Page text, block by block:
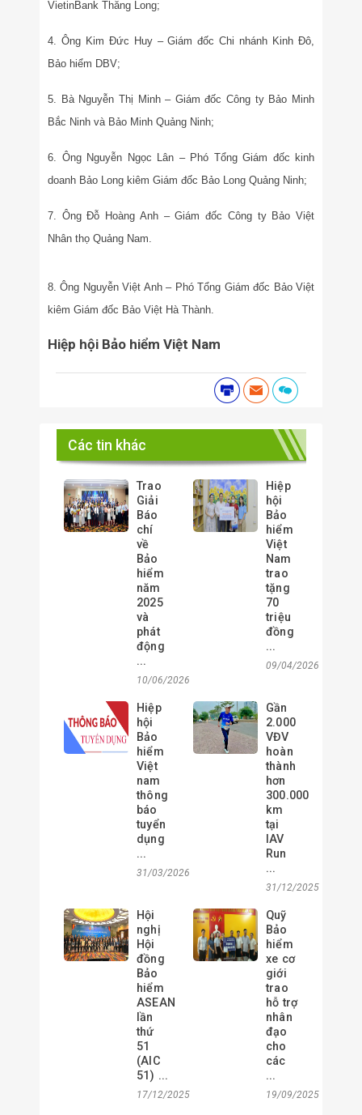
VietinBank Thăng Long;
4. Ông Kim Đức Huy – Giám đốc Chi nhánh Kinh Đô,
Bảo hiểm DBV;
5. Bà Nguyễn Thị Minh – Giám đốc Công ty Bảo Minh
Bắc Ninh và Bảo Minh Quảng Ninh;
6. Ông Nguyễn Ngọc Lân – Phó Tổng Giám đốc kinh
doanh Bảo Long kiêm Giám đốc Bảo Long Quảng Ninh;
7. Ông Đỗ Hoàng Anh – Giám đốc Công ty Bảo Việt
Nhân thọ Quảng Nam.
8. Ông Nguyễn Việt Anh – Phó Tổng Giám đốc Bảo Việt
kiêm Giám đốc Bảo Việt Hà Thành.
Hiệp hội Bảo hiểm Việt Nam
Các tin khác
Trao
Giải
Báo
chí
về
Bảo
hiểm
năm
2025
và
phát
động
...
10/06/2026
Hiệp
hội
Bảo
hiểm
Việt
Nam
trao
tặng
70
triệu
đồng
...
09/04/2026
Hiệp
hội
Bảo
hiểm
Việt
nam
thông
báo
tuyển
dụng
...
31/03/2026
Gần
2.000
VĐV
hoàn
thành
hơn
300.000
km
tại
IAV
Run
...
31/12/2025
Hội
nghị
Hội
đồng
Bảo
hiểm
ASEAN
lần
thứ
51
(AIC
51) ...
17/12/2025
Quỹ
Bảo
hiểm
xe cơ
giới
trao
hỗ trợ
nhân
đạo
cho
các
...
19/09/2025